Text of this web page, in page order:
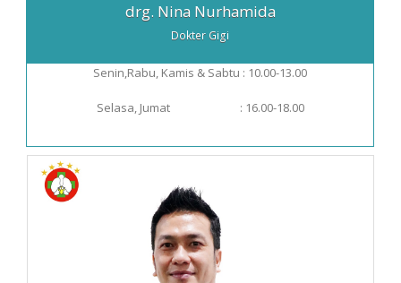
drg. Nina Nurhamida
Dokter Gigi
Senin,Rabu, Kamis & Sabtu : 10.00-13.00
Selasa, Jumat : 16.00-18.00